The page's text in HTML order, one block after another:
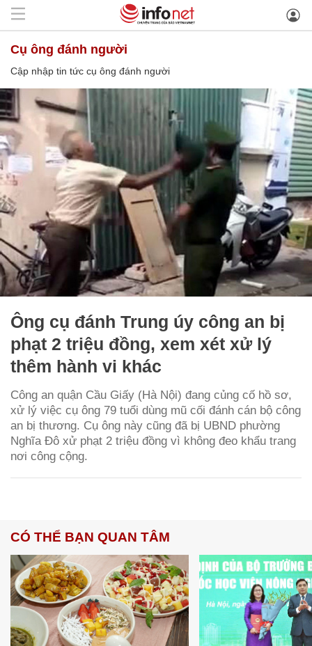
cụ ông đánh người
Cập nhập tin tức cụ ông đánh người
Ông cụ đánh Trung úy công an bị
phạt 2 triệu đồng, xem xét xử lý
thêm hành vi khác
Công an quận Cầu Giấy (Hà Nội) đang củng cố hồ sơ,
xử lý việc cụ ông 79 tuổi dùng mũ cối đánh cán bộ công
an bị thương. Cụ ông này cũng đã bị UBND phường
Nghĩa Đô xử phạt 2 triệu đồng vì không đeo khẩu trang
nơi công cộng.
CÓ THỂ BẠN QUAN TÂM